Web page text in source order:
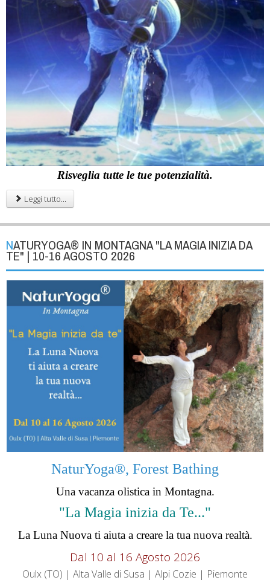
Risveglia tutte le tue potenzialità.
Leggi tutto...
NATURYOGA® IN MONTAGNA "LA MAGIA INIZIA DA
TE" | 10-16 AGOSTO 2026
NaturYoga®, Forest Bathing
Una vacanza olistica in Montagna.
"La Magia inizia da Te..."
La Luna Nuova ti aiuta a creare la tua nuova realtà.
Dal 10 al 16 Agosto 2026
Oulx (TO) | Alta Valle di Susa | Alpi Cozie | Piemonte